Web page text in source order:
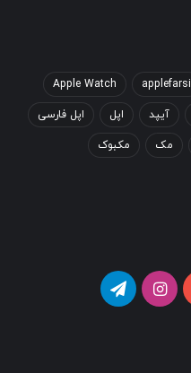
applefarsi
Apple Watch
آیپد اپل اپل فارسی
مک مکبوک
یوتیوباینستاگرامتلگرام